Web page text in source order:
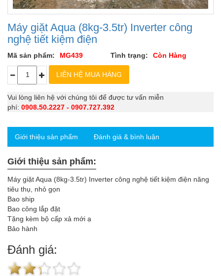
Máy giặt Aqua (8kg-3.5tr) Inverter công
nghệ tiết kiệm điện
Mã sản phẩm: MG439 Tình trạng: Còn Hàng
Vui lòng liên hệ với chúng tôi để được tư vấn miễn
phí: 0908.50.2227 - 0907.727.392
Giới thiệu sản phẩm Đánh giá & bình luận
Giới thiệu sản phẩm:
Máy giặt Aqua (8kg-3.5tr) Inverter công nghệ tiết kiệm điện năng
tiêu thụ, nhỏ gọn
Bao ship
Bao công lắp đặt
Tặng kèm bộ cấp xả mới ạ
Bảo hành
Đánh giá: